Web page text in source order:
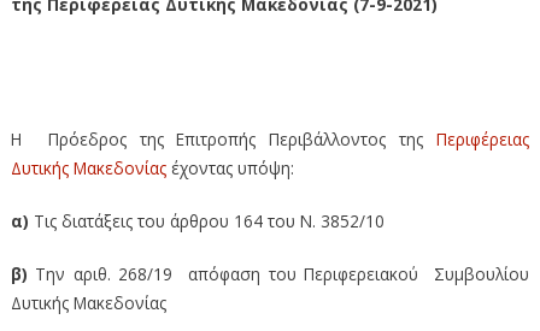
Η Πρόεδρος της Επιτροπής Περιβάλλοντος τηςΠεριφέρειας
Δυτικής Μακεδονίαςέχοντας υπόψη:
α) Τις διατάξεις του άρθρου 164 του Ν. 3852/10
β) Την αριθ. 268/19 απόφαση του Περιφερειακού Συμβουλίου
Δυτικής Μακεδονίας